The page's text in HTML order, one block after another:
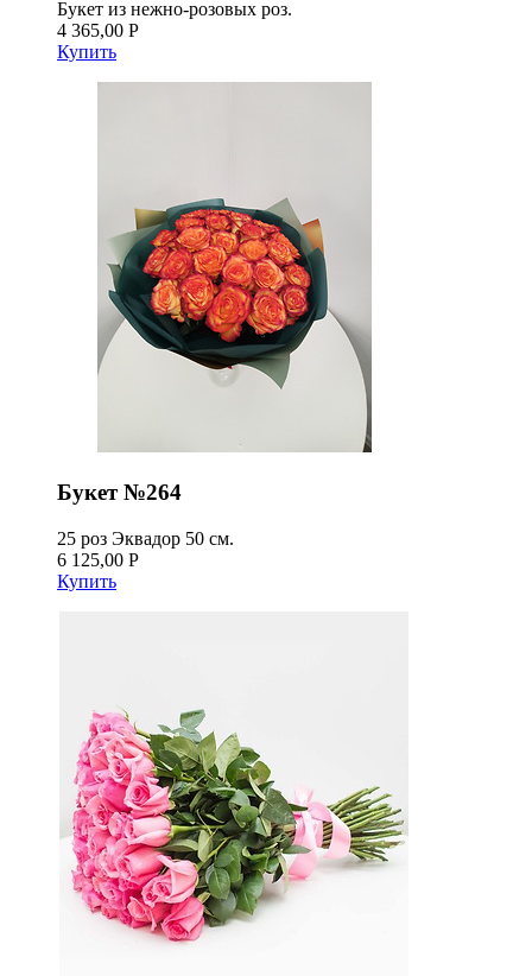
Букет из нежно-розовых роз.
4 365,00 Р
Купить
Букет №264
25 роз Эквадор 50 см.
6 125,00 Р
Купить